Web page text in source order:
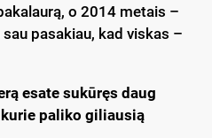
o 2014 metais –
pasakiau, kad viskas –
esate sukūręs daug
paliko giliausią